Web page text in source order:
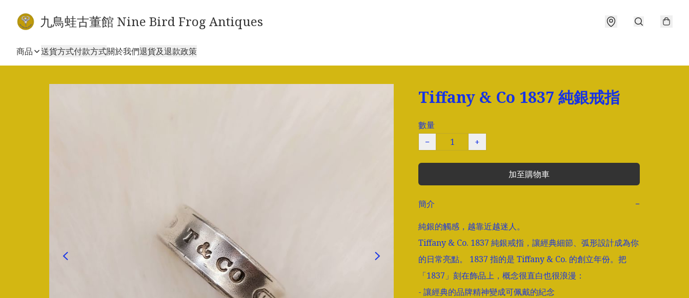
九鳥蛙古董館 Nine Bird Frog Antiques
商品 送貨方式付款方式關於我們退貨及退款政策
Tiffany & Co 1837 純銀戒指
數量
−
+
加至購物車
簡介
−
純銀的觸感，越靠近越迷人。
Tiffany & Co. 1837 純銀戒指，讓經典細節、弧形設計成為你
的日常亮點。 1837 指的是 Tiffany & Co. 的創立年份。把
「1837」刻在飾品上，概念很直白也很浪漫：
- 讓經典的品牌精神變成可佩戴的紀念